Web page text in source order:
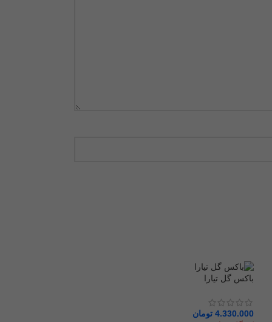
باکس گل تیارا
4.330.000 تومان